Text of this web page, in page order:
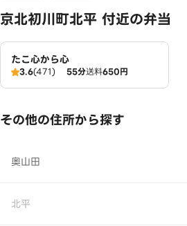
京北初川町北平 付近の弁当
たこ心から心
3.6(471) 55分送料650円
その他の住所から探す
奥山田
北平